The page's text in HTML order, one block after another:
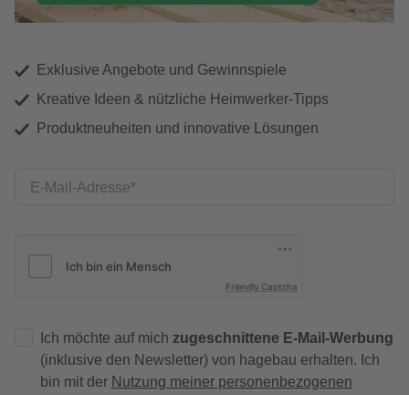
Exklusive Angebote und Gewinnspiele
Kreative Ideen & nützliche Heimwerker-Tipps
Produktneuheiten und innovative Lösungen
E-Mail-Adresse
Friendly Captcha
Ich möchte auf mich zugeschnittene E-Mail-Werbung
(inklusive den Newsletter) von hagebau erhalten. Ich
bin mit der Nutzung meiner personenbezogenen